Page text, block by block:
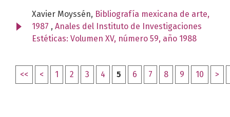
Xavier Moyssén, Bibliografía mexicana de arte,
1987 , Anales del Instituto de Investigaciones
Estéticas: Volumen XV, número 59, año 1988
<< < 1 2 3 4 5 6 7 8 9 10 >